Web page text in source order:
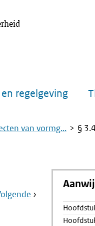
regelgeving
van vormg... §
Pagina:
Aanwijzing